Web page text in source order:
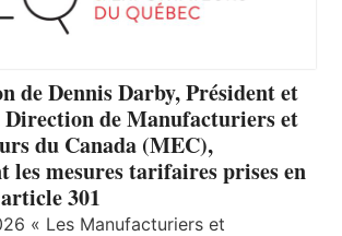
de Dennis Darby, Président et
Direction de Manufacturiers et
du Canada (MEC),
les mesures tarifaires prises en
301
« Les Manufacturiers et